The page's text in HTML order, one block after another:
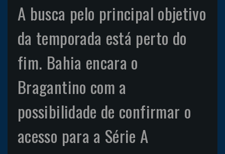
A busca pelo principal objetivo
da temporada está perto do
fim. Bahia encara o
Bragantino com a
possibilidade de confirmar o
acesso para a Série A